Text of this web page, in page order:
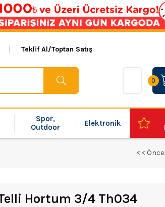
Teklif Al/Toptan Satış
0
Spor,
Outdoor
Elektronik
< <
Hortum 3/4 Th034